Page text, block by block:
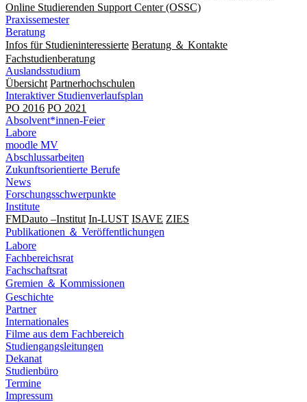
Online Studierenden Support Center (OSSC)
Praxissemester
Beratung
Infos für Studieninteressierte Beratung ＆ Kontakte
Fachstudienberatung
Auslandsstudium
Übersicht Partnerhochschulen
Interaktiver Studienverlaufsplan
PO 2016 PO 2021
Absolvent*innen-Feier
Labore
moodle MV
Abschlussarbeiten
Zukunftsorientierte Berufe
News
Forschungsschwerpunkte
Institute
FMDauto –Institut In-LUST ISAVE ZIES
Publikationen ＆ Veröffentlichungen
Labore
Fachbereichsrat
Fachschaftsrat
Gremien ＆ Kommissionen
Geschichte
Partner
Internationales
Filme aus dem Fachbereich
Studiengangsleitungen
Dekanat
Studienbüro
Termine
Impressum